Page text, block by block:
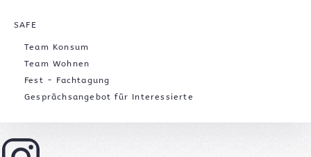
SAFE
Team Konsum
Team Wohnen
Fest - Fachtagung
Gesprächsangebot für Interessierte